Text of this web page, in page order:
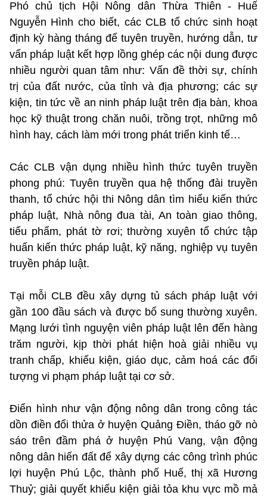
Phó chủ tịch Hội Nông dân Thừa Thiên - Huế
Nguyễn Hình cho biết, các CLB tổ chức sinh hoạt
định kỳ hàng tháng để tuyên truyền, hướng dẫn, tư
vấn pháp luật kết hợp lồng ghép các nội dung được
nhiều người quan tâm như: Vấn đề thời sự, chính
trị của đất nước, của tỉnh và địa phương; các sự
kiện, tin tức về an ninh pháp luật trên địa bàn, khoa
học kỹ thuật trong chăn nuôi, trồng trọt, những mô
hình hay, cách làm mới trong phát triển kinh tế…
Các CLB vận dụng nhiều hình thức tuyên truyền
phong phú: Tuyên truyền qua hệ thống đài truyền
thanh, tổ chức hội thi Nông dân tìm hiểu kiến thức
pháp luật, Nhà nông đua tài, An toàn giao thông,
tiểu phẩm, phát tờ rơi; thường xuyên tổ chức tập
huấn kiến thức pháp luật, kỹ năng, nghiệp vụ tuyên
truyền pháp luật.
Tại mỗi CLB đều xây dựng tủ sách pháp luật với
gần 100 đầu sách và được bổ sung thường xuyên.
Mạng lưới tình nguyện viên pháp luật lên đến hàng
trăm người, kịp thời phát hiện hoà giải nhiều vụ
tranh chấp, khiếu kiện, giáo dục, cảm hoá các đối
tượng vi phạm pháp luật tại cơ sở.
Điển hình như vận động nông dân trong công tác
dồn điền đổi thửa ở huyện Quảng Điền, tháo gỡ nò
sáo trên đầm phá ở huyện Phú Vang, vận động
nông dân hiến đất để xây dựng các công trình phúc
lợi huyện Phú Lộc, thành phố Huế, thị xã Hương
Thuỷ; giải quyết khiếu kiện giải tỏa khu vực mồ mả